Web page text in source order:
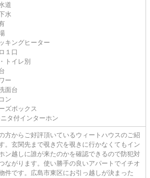
道
水
キングヒーター
１口
トイレ別
ー
面台
ン
ズボックス
タ付インターホン
方からご好評頂いているウィートハウスのご紹
。玄関先まで覗き穴を覗きに行かなくてもイン
ン越しに誰が来たのかを確認できるので防犯対
ながります。使い勝手の良いアパートでイチオ
件です。広島市東区にお引っ越しが決まった